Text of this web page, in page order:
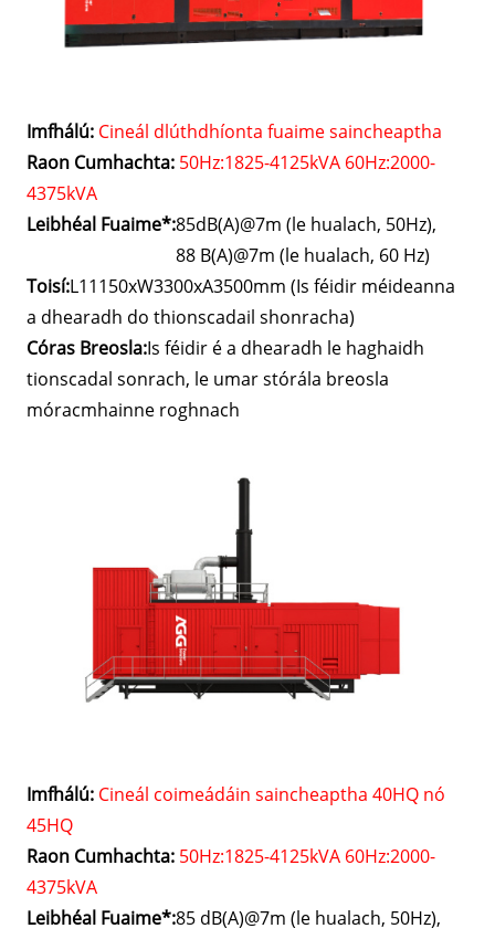
Imfhálú: Cineál dlúthdhíonta fuaime saincheaptha
Raon Cumhachta: 50Hz:1825-4125kVA 60Hz:2000-
4375kVA
Leibhéal Fuaime*:85dB(A)@7m (le hualach, 50Hz),
88 B(A)@7m (le hualach, 60 Hz)
Toisí:L11150xW3300xA3500mm (Is féidir méideanna
a dhearadh do thionscadail shonracha)
Córas Breosla:Is féidir é a dhearadh le haghaidh
tionscadal sonrach, le umar stórála breosla
móracmhainne roghnach
Imfhálú: Cineál coimeádáin saincheaptha 40HQ nó
45HQ
Raon Cumhachta: 50Hz:1825-4125kVA 60Hz:2000-
4375kVA
Leibhéal Fuaime*:85 dB(A)@7m (le hualach, 50Hz),